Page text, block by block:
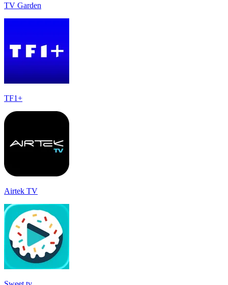
TV Garden
TF1+
Airtek TV